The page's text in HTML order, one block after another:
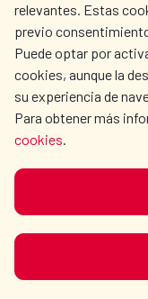
relevantes. Estas
previo
Puede optar por
cookies, aunque la
su experiencia de
Para obtener más
cookies.
OUR SOCIAL MEDIA